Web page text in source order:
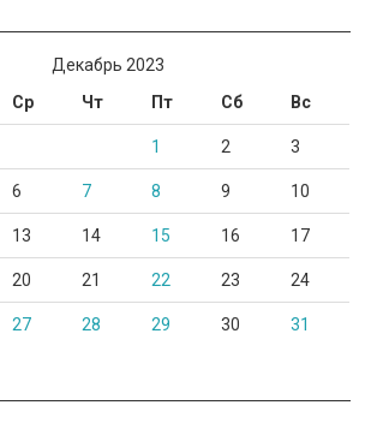
Декабрь 2023
Ср Чт Пт Сб Вс
1 2 3
6 7 8 9 10
13 14 15 16 17
20 21 22 23 24
27 28 29 30 31